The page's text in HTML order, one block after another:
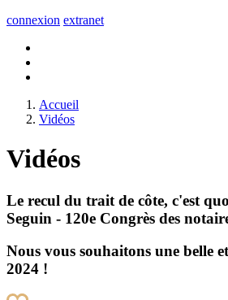
connexion extranet
Accueil
Vidéos
Vidéos
Le recul du trait de côte, c'est
Seguin - 120e Congrès des
Nous vous souhaitons une belle
2024 !